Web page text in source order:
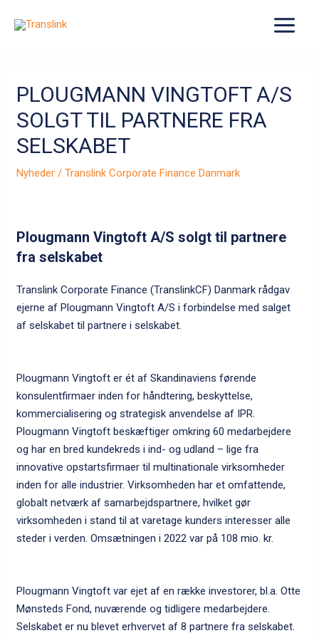
MAIN
PLOUGMANN VINGTOFT A/S
SOLGT TIL PARTNERE FRA
SELSKABET
Nyheder /Translink Corporate Finance Danmark
Plougmann Vingtoft A/S solgt til partnere
fra selskabet
Translink Corporate Finance (TranslinkCF) Danmark rådgav
ejerne af Plougmann Vingtoft A/S i forbindelse med salget
af selskabet til partnere i selskabet.
Plougmann Vingtoft er ét af Skandinaviens førende
konsulentfirmaer inden for håndtering, beskyttelse,
kommercialisering og strategisk anvendelse af IPR.
Plougmann Vingtoft beskæftiger omkring 60 medarbejdere
og har en bred kundekreds i ind- og udland – lige fra
innovative opstartsfirmaer til multinationale virksomheder
inden for alle industrier. Virksomheden har et omfattende,
globalt netværk af samarbejdspartnere, hvilket gør
virksomheden i stand til at varetage kunders interesser alle
steder i verden. Omsætningen i 2022 var på 108 mio. kr.
Plougmann Vingtoft var ejet af en række investorer, bl.a. Otte
Mønsteds Fond, nuværende og tidligere medarbejdere.
Selskabet er nu blevet erhvervet af 8 partnere fra selskabet.